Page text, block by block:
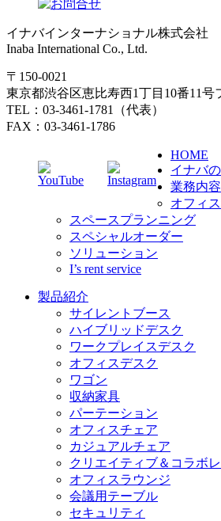
イナバインターナショナル株式会社
Inaba International Co., Ltd.
〒150-0021
東京都渋谷区恵比寿西1丁目10番11号
TEL：03-3461-1781（代表）
FAX：03-3461-1786
HOME
イナバ
業務内容
オフィ
スペースプランニング
スペシャルオーダー
ソリューション
I’s rent service
製品紹介
サイレントブース
ハイブリッドデスク
ワークプレイスデスク
オフィスデスク
ワゴン
収納家具
パーテーション
オフィスチェア
カジュアルチェア
クリエイティブ＆コラボ
オフィスラウンジ
会議用テーブル
セキュリティ